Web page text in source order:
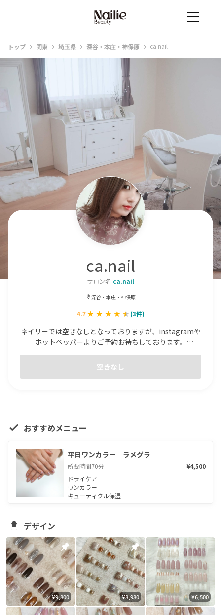
トップ › 関東 › 埼玉県 › 深谷・本庄・神保原 › ca.nail
ca.nail
サロン名 ca.nail
深谷・本庄・神保原
4.7 (3件)
ネイリーでは空きなしとなっておりますが、instagramや
ホットペッパーよりご予約お待ちしております。
空きなし
おすすめメニュー
平日ワンカラー　ラメグラ
所要時間70分
¥4,500
ドライケア
ワンカラー
キューティクル保湿
デザイン
¥9,800 ¥8,980 ¥6,500